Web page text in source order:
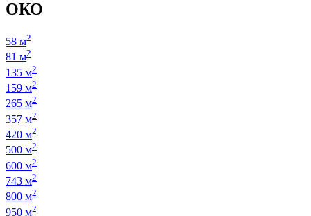
ОКО
58 м2
81 м2
135 м2
159 м2
265 м2
357 м2
420 м2
500 м2
600 м2
743 м2
800 м2
950 м2